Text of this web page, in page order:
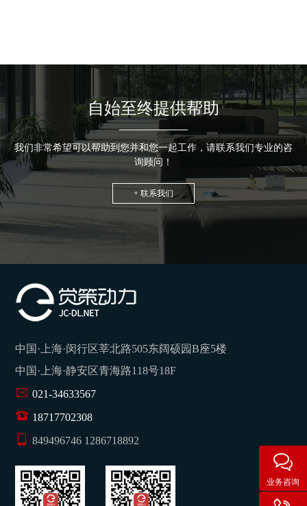
自始至终提供帮助
我们非常希望可以帮助到您并和您一起工作，请联系我们专业的咨
询顾问！
+ 联系我们
中国·上海·闵行区莘北路505东阔硕园B座5楼
中国·上海·静安区青海路118号18F
021-34633567
18717702308
849496746 1286718892
业务咨询